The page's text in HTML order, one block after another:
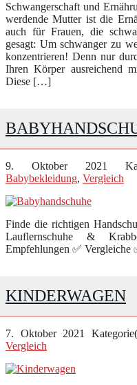
Schwangerschaft und
werdende Mutter ist die
auch für Frauen, die
gesagt: Um schwanger zu
konzentrieren! Denn nur
Ihren Körper ausreichend
Diese […]
9. Oktober 2021
Babybekleidung, Vergleich
Finde die richtigen
Lauflernschuhe &
Empfehlungen ✅ Vergleiche
KINDERWAGEN
7. Oktober 2021
Vergleich